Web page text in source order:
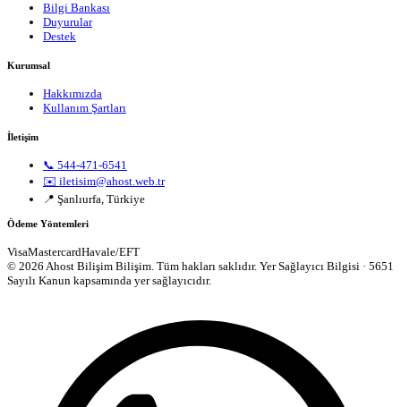
Bilgi Bankası
Duyurular
Destek
Kurumsal
Hakkımızda
Kullanım Şartları
İletişim
📞 544-471-6541
✉️ iletisim@ahost.web.tr
📍 Şanlıurfa, Türkiye
Ödeme Yöntemleri
VisaMastercardHavale/EFT
© 2026 Ahost Bilişim Bilişim. Tüm hakları saklıdır. Yer Sağlayıcı Bilgisi · 5651
Sayılı Kanun kapsamında yer sağlayıcıdır.